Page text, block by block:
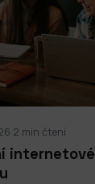
·2 min čtení
internetové